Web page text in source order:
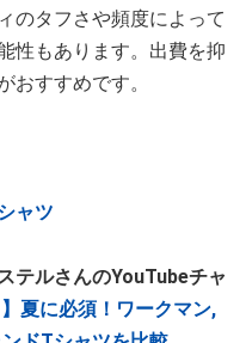
のタフさや頻度によって
性もあります。出費を抑
おすすめです。
ャツ
テルさんのYouTubeチャ
夏に必須！ワークマン,